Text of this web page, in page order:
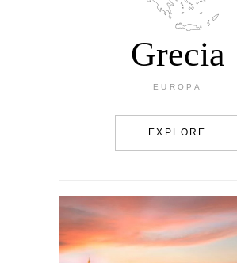
Grecia
EUROPA
EXPLORE